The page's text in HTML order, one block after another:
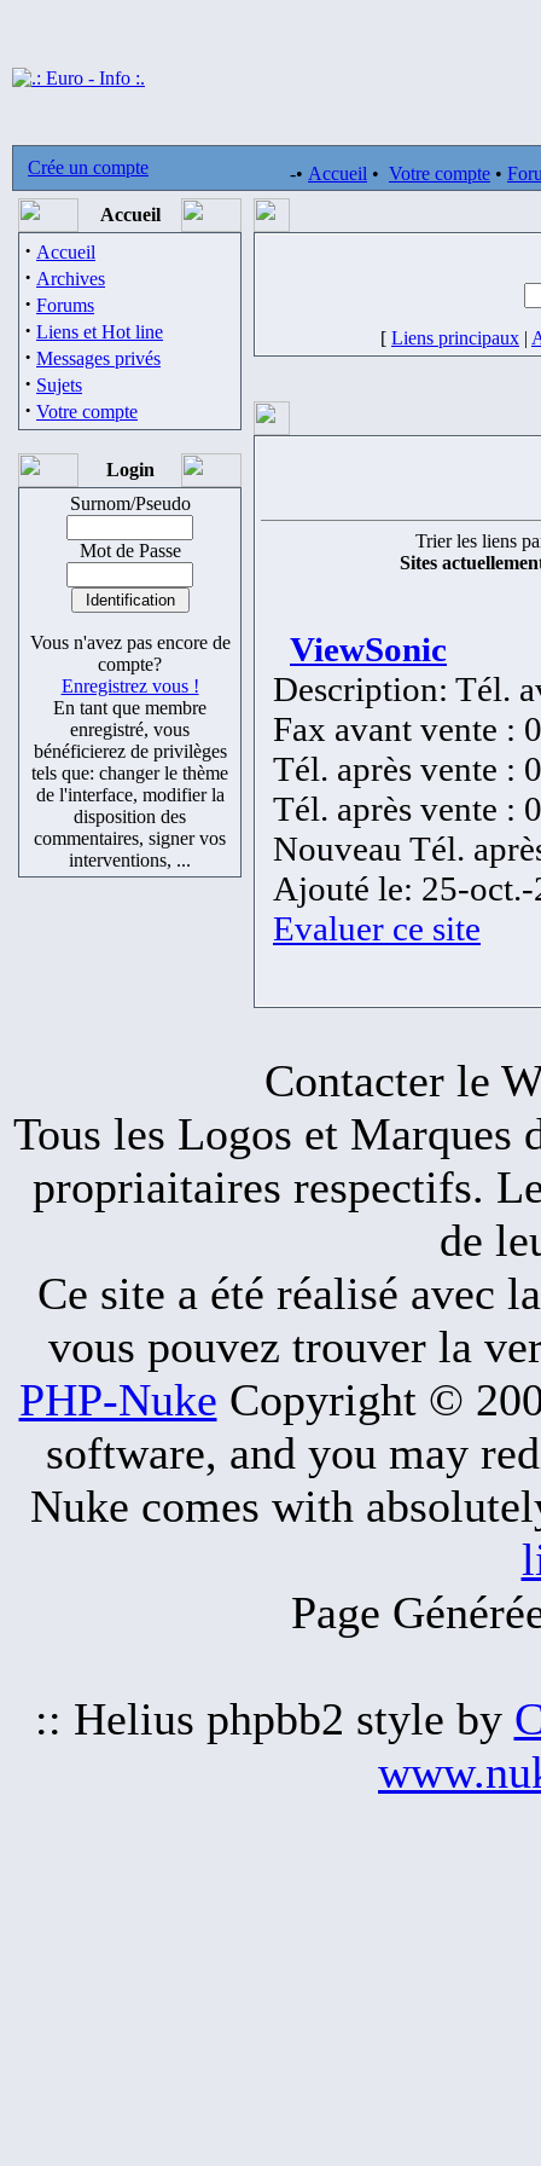
Crée un compte -• Accueil • Votre compte •
Accueil
· Accueil
· Archives
· Forums
· Liens et Hot line
· Messages privés
· Sujets
· Votre compte
Login
Surnom/Pseudo
Mot de Passe
Vous n'avez pas encore de
compte?
Enregistrez vous !
En tant que membre
enregistré, vous
bénéficierez de privilèges
tels que: changer le thème
de l'interface, modifier la
disposition des
commentaires, signer vos
interventions, ...
[ Liens principaux |
Trier les liens
Sites
ViewSonic
Description: Tél.
Fax avant vente :
Tél. après vente :
Tél. après vente :
Nouveau Tél.
Ajouté le: 25-
Evaluer ce site
Contacter le
Tous les Logos et Marques
propriaitaires respectifs.
de
Ce site a été réalisé avec
vous pouvez trouver la
PHP-Nuke Copyright ©
software, and you may
Nuke comes with
Page
:: Helius phpbb2 style by